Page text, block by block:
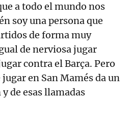
a todo el mundo nos
soy una persona que
de forma muy
de nerviosa jugar
contra el Barça. Pero
jugar en San Mamés da un
de esas llamadas